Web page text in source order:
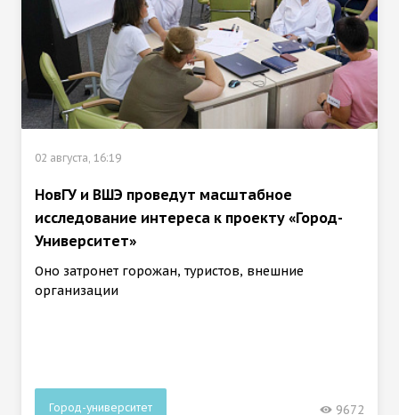
02 августа, 16:19
НовГУ и ВШЭ проведут масштабное
исследование интереса к проекту «Город-
Университет»
Оно затронет горожан, туристов, внешние
организации
Город-университет 9672